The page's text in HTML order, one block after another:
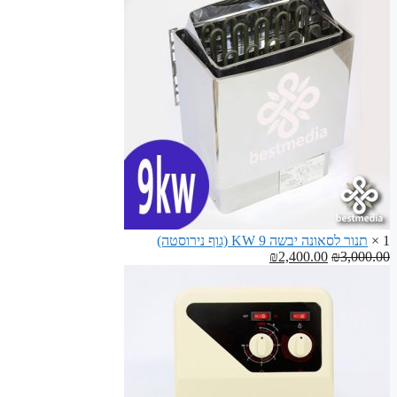
ספסלים
לסאונה
1 ×
תנור לסאונה יבשה 9 KW (גוף נירוסטה)
₪3,000.00
המחיר
היה:
₪3,000.00.
₪2,400.00
הוא:
₪2,400.00.